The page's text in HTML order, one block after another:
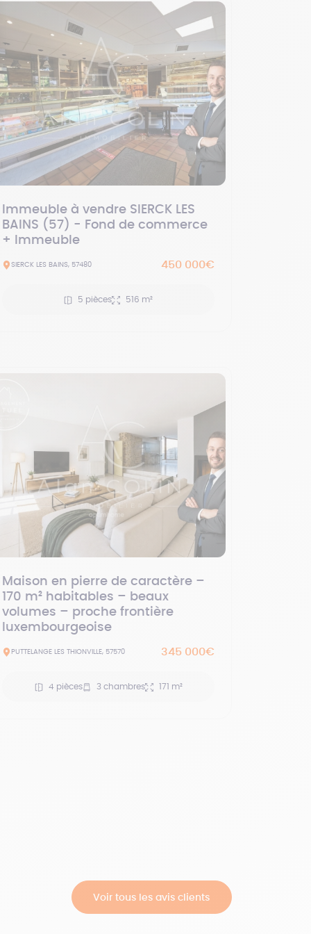
Immeuble à vendre SIERCK LES
BAINS (57) - Fond de commerce
+ Immeuble
SIERCK LES BAINS, 57480 450 000€
5 pièces 516 m²
Maison en pierre de caractère –
170 m² habitables – beaux
volumes – proche frontière
luxembourgeoise
PUTTELANGE LES THIONVILLE, 57570 345 000€
4 pièces 3 chambres 171 m²
Voir tous les avis clients